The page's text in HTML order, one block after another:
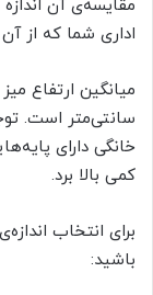
مقایسه‌ی آن
اداری شما که از
سانتی‌متر است.
خانگی دارای
کمی بالا برد.
برای انتخاب
باشید: